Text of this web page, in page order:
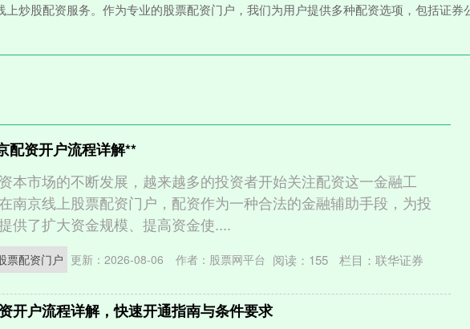
炒股配资服务。作为专业的股票配资门户，我们为用户提供多种配资选项，包括证
配资开户流程详解**
本市场的不断发展，越来越多的投资者开始关注配资这一金融工
南京线上股票配资门户，配资作为一种合法的金融辅助手段，为投
供了扩大资金规模、提高资金使....
票配资门户 更新：2026-08-06 作者：股票网平台 阅读： 155 栏目： 联华证券
开户流程详解，快速开通指南与条件要求